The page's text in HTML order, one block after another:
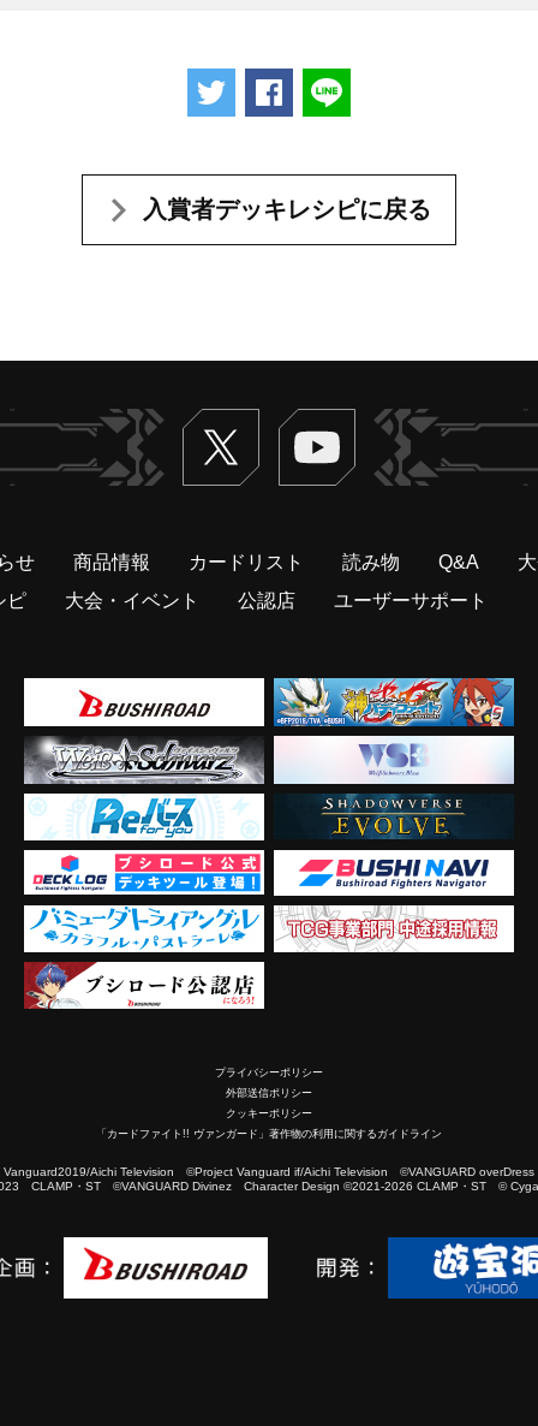
ツイートするFacebookでシェアする
入賞者デッキレシピに戻る
Twitter ヴァンガードch
せ 商品情報 カードリスト 読み物 Q&A
ピ
大会・イベント 公認店 ユーザーサポート
プライバシーポリシー
外部送信ポリシー
クッキーポリシー
「カードファイト!! ヴァンガード」著作物の利用に関するガイドライン
Aichi Television ©Project Vanguard if/Aichi Television ©VANGUARD
CLAMP・ST ©VANGUARD Divinez Character Design ©2021-2026 CLAMP・ST ©